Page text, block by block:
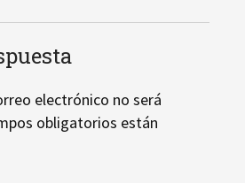
electrónico no será
obligatorios están